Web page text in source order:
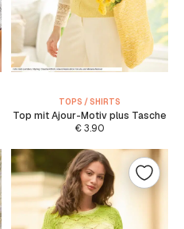
TOPS / SHIRTS
Top mit Ajour-Motiv plus Tasche
€3.90